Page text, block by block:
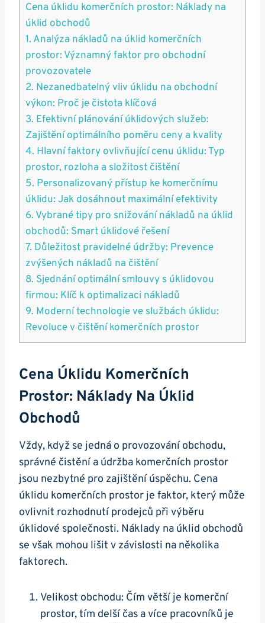
Cena úklidu komerčních prostor: Náklady na
úklid obchodů
1. Analýza nákladů na úklid komerčních
prostor: Významný faktor pro obchodní
provozovatele
2. Nezanedbatelný vliv úklidu na obchodní
výkon: Proč je čistota klíčová
3. Efektivní plánování úklidových služeb:
Zajištění optimálního poměru ceny a kvality
4. Hlavní faktory ovlivňující cenu úklidu: Typ
prostor, rozloha a složitost čištění
5. Personalizovaný přístup ke komerčnímu
úklidu: Jak dosáhnout maximální efektivity
6. Vybrané tipy pro snižování nákladů na úklid
obchodů: Smart úklidové řešení
7. Důležitost pravidelné údržby: Prevence
zvýšených nákladů na čištění
8. Sjednání optimální smlouvy s úklidovou
firmou: Klíč k optimalizaci nákladů
9. Moderní technologie ve službách úklidu:
Revoluce v čištění komerčních prostor
Cena Úklidu Komerčních
Prostor: Náklady Na Úklid
Obchodů
Vždy, když se jedná o provozování obchodu,
správné čistění a údržba komerčních prostor
jsou nezbytné pro zajištění úspěchu. Cena
úklidu komerčních prostor je faktor, který může
ovlivnit rozhodnutí prodejců při výběru
úklidové společnosti. Náklady na úklid obchodů
se však mohou lišit v závislosti na několika
faktorech.
Velikost obchodu: Čím větší je komerční
prostor, tím delší čas a více pracovníků je